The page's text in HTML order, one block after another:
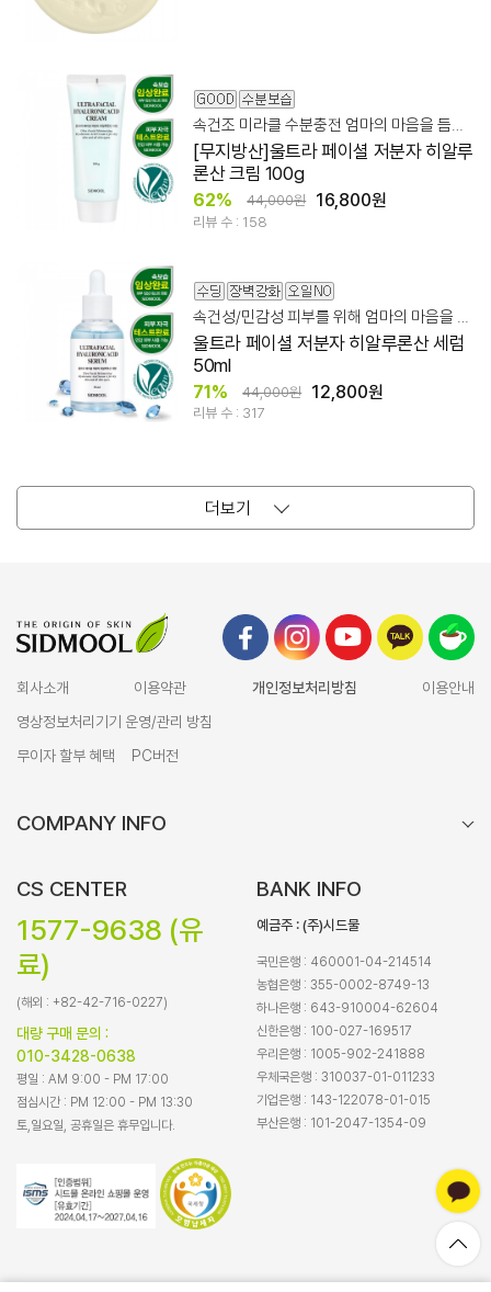
속건조 미라클 수분충전 엄마의 마음을 듬뿍 담아 만들었습니다.
[무지방산]울트라 페이셜 저분자 히알루
론산 크림 100g
62% 44,000원 16,800원
리뷰 수 : 158
울트라 페이셜 저분자 히알루론산 세럼
50ml
71% 44,000원 12,800원
리뷰 수 : 317
더보기
회사소개 이용약관 개인정보처리방침
이용안내
영상정보처리기기 운영/관리 방침
무이자 할부 혜택
PC버전
COMPANY INFO
CS CENTER
1577-9638 (유
료)
(해외 : +82-42-716-0227)
대량 구매 문의 :
010-3428-0638
평일 : AM 9:00 - PM 17:00
점심시간 : PM 12:00 - PM 13:30
토,일요일, 공휴일은 휴무입니다.
BANK INFO
예금주 : (주)시드물
국민은행 : 460001-04-214514
농협은행 : 355-0002-8749-13
하나은행 : 643-910004-62604
신한은행 : 100-027-169517
우리은행 : 1005-902-241888
우체국은행 : 310037-01-011233
기업은행 : 143-122078-01-015
부산은행 : 101-2047-1354-09